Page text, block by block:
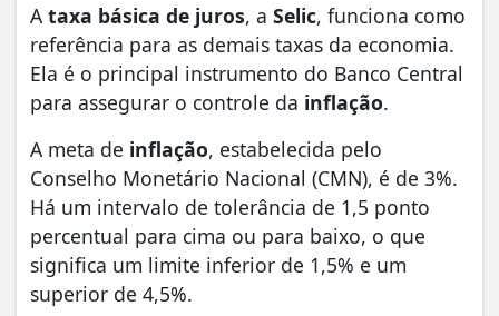
A taxa básica de juros, a Selic, funciona como
referência para as demais taxas da economia.
Ela é o principal instrumento do Banco Central
para assegurar o controle da inflação.
A meta de inflação, estabelecida pelo
Conselho Monetário Nacional (CMN), é de 3%.
Há um intervalo de tolerância de 1,5 ponto
percentual para cima ou para baixo, o que
significa um limite inferior de 1,5% e um
superior de 4,5%.